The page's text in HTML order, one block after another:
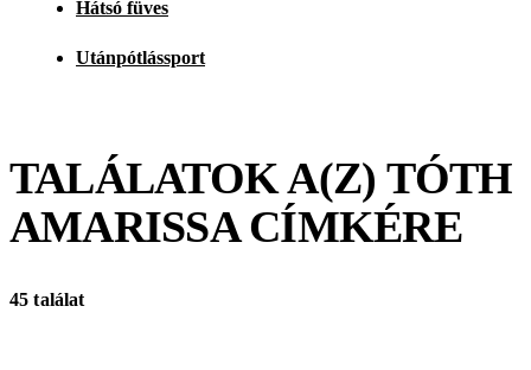
Hátsó füves
Utánpótlássport
TALÁLATOK A(Z) TÓTH
AMARISSACÍMKÉRE
45 találat